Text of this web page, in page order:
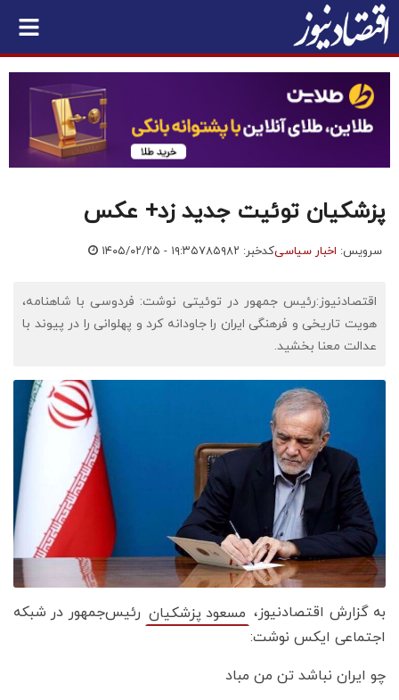
پزشکیان توئیت جدید زد+ عکس
سرویس: اخبار سیاسیکدخبر: ۷۸۵۹۸۲ ۱۴۰۵/۰۲/۲۵ - ۱۹:۳۵
اقتصادنیوز:رئیس جمهور در توئیتی نوشت: فردوسی با شاهنامه،
هویت تاریخی و فرهنگی ایران را جاودانه کرد و پهلوانی را در پیوند با
عدالت معنا بخشید.
به گزارش اقتصادنیوز، مسعود پزشکیان رئیس‌جمهور در شبکه
اجتماعی ایکس نوشت:
چو ایران نباشد تن من مباد